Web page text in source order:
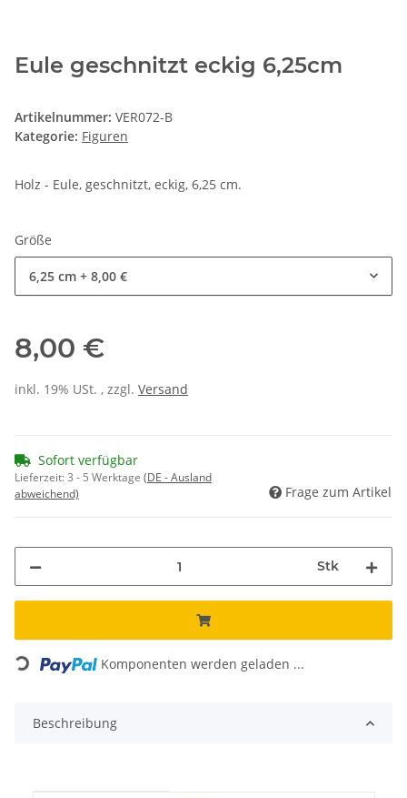
Eule geschnitzt eckig 6,25cm
Artikelnummer: VER072-B
Kategorie: Figuren
Holz - Eule, geschnitzt, eckig, 6,25 cm.
Größe
6,25 cm + 8,00 €
8,00 €
inkl. 19% USt. , zzgl. Versand
Sofort verfügbar
Lieferzeit:3 - 5 Werktage (DE - Ausland
abweichend)
Frage zum Artikel
Stk
Loading... Komponenten werden geladen ...
Beschreibung